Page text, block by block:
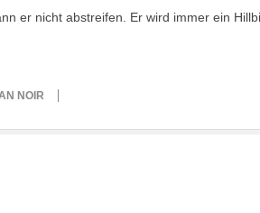
er nicht abstreifen. Er wird immer ein
NOIR